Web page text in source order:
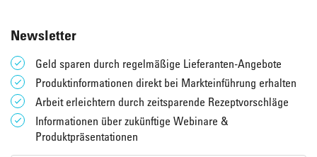
Newsletter
Geld sparen durch regelmäßige Lieferanten-Angebote
Produktinformationen direkt bei Markteinführung erhalten
Arbeit erleichtern durch zeitsparende Rezeptvorschläge
Informationen über zukünftige Webinare &
Produktpräsentationen